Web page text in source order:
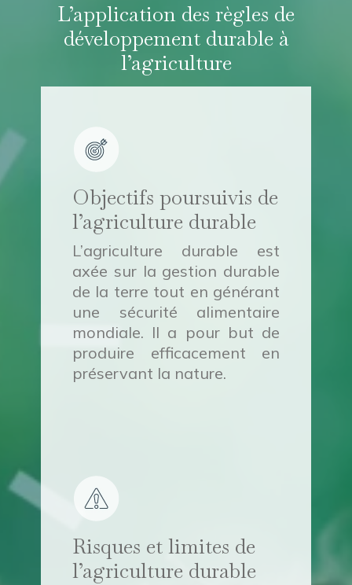
L’application des règles de
développement durable à
l’agriculture
Objectifs poursuivis de
l’agriculture durable
L’agriculture durable est
axée sur la gestion durable
de la terre tout en générant
une sécurité alimentaire
mondiale. Il a pour but de
produire efficacement en
préservant la nature.
Risques et limites de
l’agriculture durable